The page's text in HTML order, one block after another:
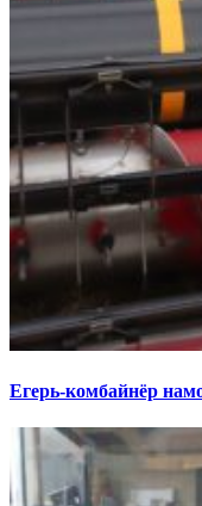
Егерь-комбайнёр